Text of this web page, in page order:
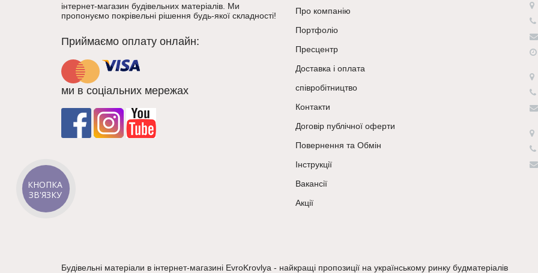
інтернет-магазин будівельних матеріалів. Ми
пропонуємо покрівельні рішення будь-якої складності!
Приймаємо оплату онлайн:
ми в соціальних мережах
Про компанію
Портфоліо
Пресцентр
Доставка і оплата
співробітництво
Контакти
Договір публічної оферти
Повернення та Обмін
Інструкції
Вакансії
Акції
Будівельні матеріали в інтернет-магазині EvroKrovlya - найкращі пропозиції на українському ринку будматеріалів
КНОПКА
ЗВ'ЯЗКУ